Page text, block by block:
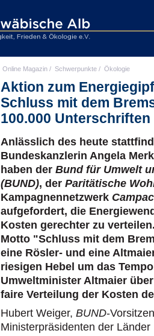
Online Magazin / Schwerpunkte / Ökologie
Aktion zum
Schluss mit dem
100.000
Anlässlich des heute
Bundeskanzlerin Angela
haben der Bund für Umwelt
(BUND), der Paritätische
Kampagnennetzwerk
aufgefordert, die
Kosten gerechter zu
Motto "Schluss mit dem
eine Rösler- und eine
riesigen Hebel um das
Umweltminister Altmaier
faire Verteilung der Kosten
Hubert Weiger, BUND-
Ministerpräsidenten der